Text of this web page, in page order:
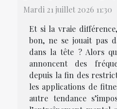
Mardi 21 juillet 2026 11:30
Et si la vraie
bon, ne se jouait pas
dans la tête ? Alors
annoncent des
depuis la fin des
les applications de
autre tendance